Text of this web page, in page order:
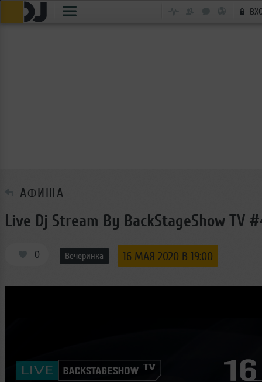
АФИША
Live Dj Stream By BackStageShow TV
0 Вечеринка 16 МАЯ 2020 В 19:00